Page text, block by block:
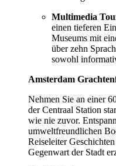
Multimedia
einen tieferen
Museums mit
über zehn
sowohl
Amsterdam
Nehmen Sie an einer
der Centraal Station
wie nie zuvor.
umweltfreundlichen
Reiseleiter
Gegenwart der Stadt